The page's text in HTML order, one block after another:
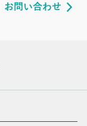
お問い合わせ